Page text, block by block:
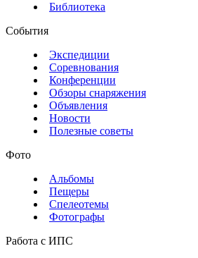
Библиотека
События
Экспедиции
Соревнования
Конференции
Обзоры снаряжения
Объявления
Новости
Полезные советы
Фото
Альбомы
Пещеры
Спелеотемы
Фотографы
Работа с ИПС